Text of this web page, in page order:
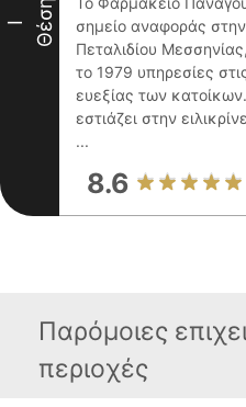
I Θέση
σημείο αναφοράς
Πεταλιδίου
το 1979 υπηρεσίες
ευεξίας των
εστιάζει στην
...
8.6
Παρόμοιες
περιοχές